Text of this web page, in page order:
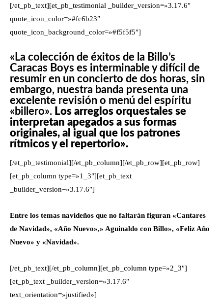
[/et_pb_text][et_pb_testimonial _builder_version=»3.17.6″
quote_icon_color=»#fc6b23″
quote_icon_background_color=»#f5f5f5″]
«La colección de éxitos de la Billo’s
Caracas Boys es interminable y difícil de
resumir en un concierto de dos horas, sin
embargo, nuestra banda presenta una
excelente revisión o menú del espíritu
«billero». Los arreglos orquestales se
interpretan apegados a sus formas
originales, al igual que los patrones
rítmicos y el repertorio».
[/et_pb_testimonial][/et_pb_column][/et_pb_row][et_pb_row]
[et_pb_column type=»1_3″][et_pb_text
_builder_version=»3.17.6″]
Entre los temas navideños que no faltarán figuran «Cantares
de Navidad», «Año Nuevo»,» Aguinaldo con Billo», «Feliz Año
Nuevo» y «Navidad».
[/et_pb_text][/et_pb_column][et_pb_column type=»2_3″]
[et_pb_text _builder_version=»3.17.6″
text_orientation=»justified»]